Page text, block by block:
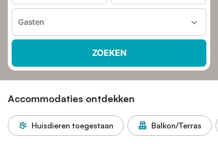
Gasten
ZOEKEN
Accommodaties ontdekken
Huisdieren toegestaan Balkon/Terras